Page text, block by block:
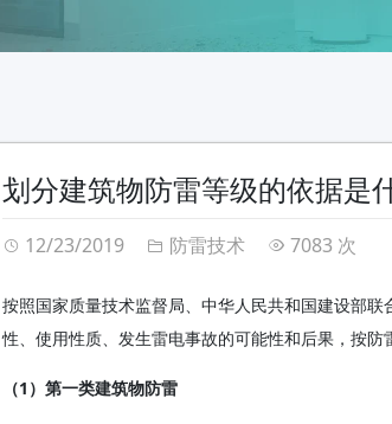
划分建筑物防雷等级的依据是
12/23/2019 防雷技术 7083 次
按照国家质量技术监督局、中华人民共和国建设部
性、使用性质、发生雷电事故的可能性和后果，按防
（1）第一类建筑物防雷